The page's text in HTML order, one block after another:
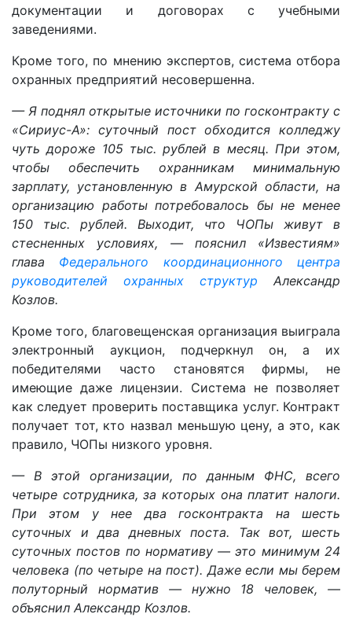
документации и договорах с учебными
заведениями.
Кроме того, по мнению экспертов, система отбора
охранных предприятий несовершенна.
— Я поднял открытые источники по госконтракту с
«Сириус-А»: суточный пост обходится колледжу
чуть дороже 105 тыс. рублей в месяц. При этом,
чтобы обеспечить охранникам минимальную
зарплату, установленную в Амурской области, на
организацию работы потребовалось бы не менее
150 тыс. рублей. Выходит, что ЧОПы живут в
стесненных условиях, — пояснил «Известиям»
глава Федерального координационного центра
руководителей охранных структур Александр
Козлов.
Кроме того, благовещенская организация выиграла
электронный аукцион, подчеркнул он, а их
победителями часто становятся фирмы, не
имеющие даже лицензии. Система не позволяет
как следует проверить поставщика услуг. Контракт
получает тот, кто назвал меньшую цену, а это, как
правило, ЧОПы низкого уровня.
— В этой организации, по данным ФНС, всего
четыре сотрудника, за которых она платит налоги.
При этом у нее два госконтракта на шесть
суточных и два дневных поста. Так вот, шесть
суточных постов по нормативу — это минимум 24
человека (по четыре на пост). Даже если мы берем
полуторный норматив — нужно 18 человек, —
объяснил Александр Козлов.